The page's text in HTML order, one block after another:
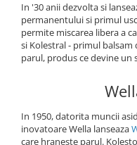
In '30 anii dezvolta si
permanentului si primul
permite miscarea libera a
si Kolestral - primul balsam
parul, produs ce devine un
In 1950, datorita muncii
inovatoare Wella lanseaza
care hraneste parul.